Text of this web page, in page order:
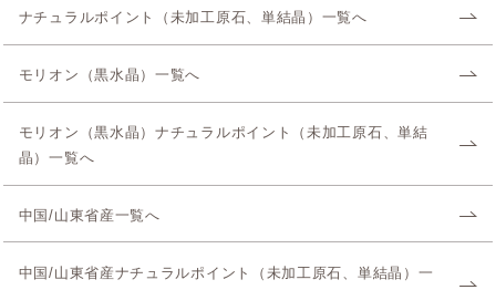
ナチュラルポイント（未加工原石、単結晶）一覧へ
モリオン（黒水晶）一覧へ
モリオン（黒水晶）ナチュラルポイント（未加工原石、単結
晶）一覧へ
中国/山東省産一覧へ
中国/山東省産ナチュラルポイント（未加工原石、単結晶）一